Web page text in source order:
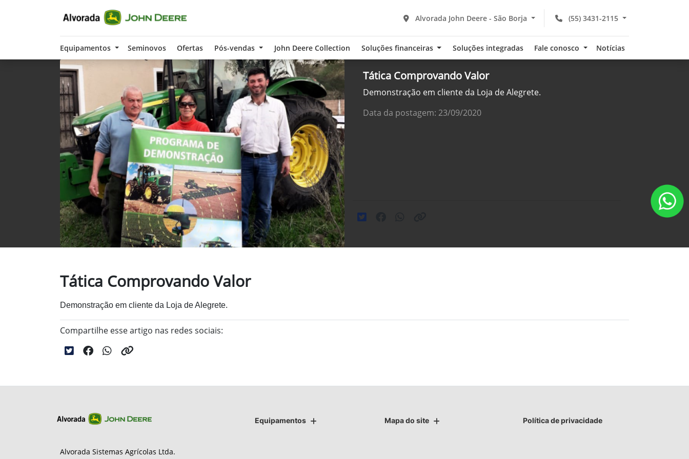
(55) 3431-2115
Alvorada John Deere - São Borja
Equipamentos Seminovos Ofertas Pós-vendas John Deere Collection Soluções financeiras Soluções integradas Fale conosco Notícias
Tática Comprovando Valor
Demonstração em cliente da Loja de Alegrete.
Data da postagem: 23/09/2020
Tática Comprovando Valor
Demonstração em cliente da Loja de Alegrete.
Compartilhe esse artigo nas redes sociais:
Equipamentos Mapa do site Política de privacidade
Alvorada Sistemas Agrícolas Ltda.